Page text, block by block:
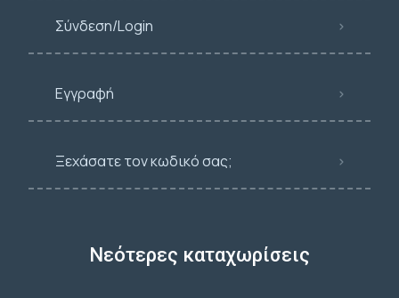
Σύνδεση/Login
Εγγραφή
Ξεχάσατε τον κωδικό σας;
Νεότερες καταχωρίσεις